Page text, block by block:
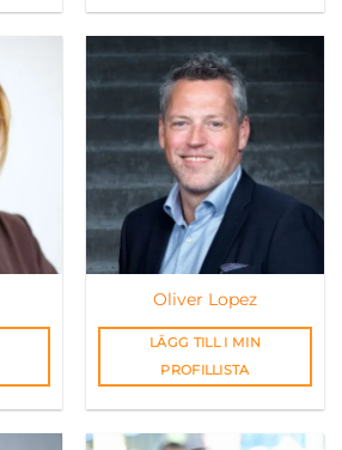
Oliver Lopez
LÄGG TILL I MIN
PROFILLISTA